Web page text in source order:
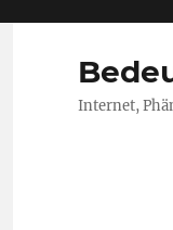
Internet,